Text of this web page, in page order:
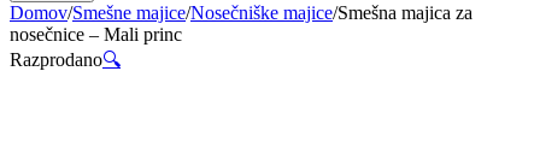
Domov/Smešne majice/Nosečniške majice/Smešna majica za
nosečnice – Mali princ
Razprodano🔍